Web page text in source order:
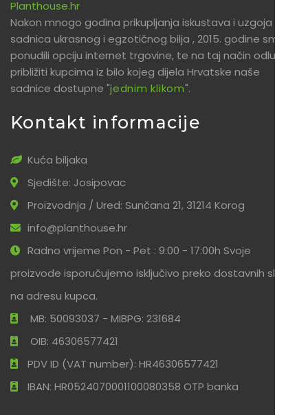
Planthouse.hr
Nakon mnogo godina prikupljanja iskustava i uzgoja
sadnica ukrasnog i egzotičnog bilja , 2015. godine smo
ponudili opciju internet trgovine, te na taj način odlučili
približiti kupcima iz bilo kojeg dijela Hrvatske naše
sadnice dostupne "jednim klikom".
Kontakt informacije
Kuća biljaka
Sjedište: Josipovac
Proizvodnja / Ured: Sunčana 21, 31214 Korog
info@planthouse.hr
Radno vrijeme Pon - Pet : 9:00 - 17:00h Svoje
proizvode isporučujemo isključivo preko dostavnih službi
na adresu kupca.
MB: 50093037 - MIBPG: 231684
OIB: 46306577421
PDV ID (VAT number): HR46306577421
IBAN: HR0524070001100080358 OTP banka